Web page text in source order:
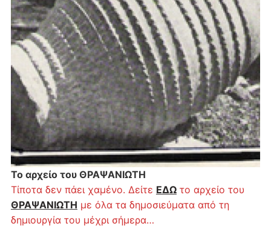
Το αρχείο του ΘΡΑΨΑΝΙΩΤΗ
Τίποτα δεν πάει χαμένο. Δείτε ΕΔΩτο αρχείο του
ΘΡΑΨΑΝΙΩΤΗ με όλα τα δημοσιεύματα από τη
δημιουργία του μέχρι σήμερα…